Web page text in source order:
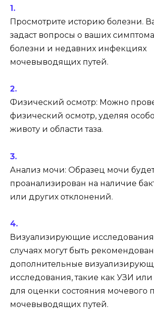
Просмотрите историю болезни.
задаст вопросы о ваших
болезни и недавних инфекциях
мочевыводящих путей.
Физический осмотр: Можно
физический осмотр, уделяя
животу и области таза.
Анализ мочи: Образец мочи
проанализирован на наличие
или других отклонений.
Визуализирующие
случаях могут быть
дополнительные
исследования, такие как УЗИ
для оценки состояния мочевого
мочевыводящих путей.